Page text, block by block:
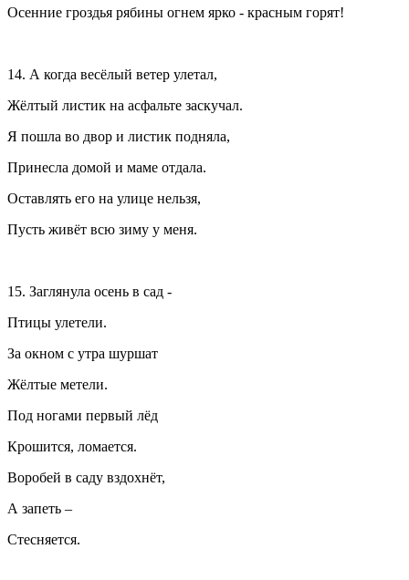
Осенние гроздья рябины огнем ярко - красным горят!
14. А когда весёлый ветер улетал,
Жёлтый листик на асфальте заскучал.
Я пошла во двор и листик подняла,
Принесла домой и маме отдала.
Оставлять его на улице нельзя,
Пусть живёт всю зиму у меня.
15. Заглянула осень в сад -
Птицы улетели.
За окном с утра шуршат
Жёлтые метели.
Под ногами первый лёд
Крошится, ломается.
Воробей в саду вздохнёт,
А запеть –
Стесняется.